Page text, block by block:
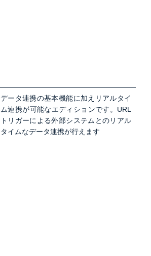
データ連携の基本機能に加えリアルタイ
ム連携が可能なエディションです。URL
トリガーによる外部システムとのリアル
タイムなデータ連携が行えます